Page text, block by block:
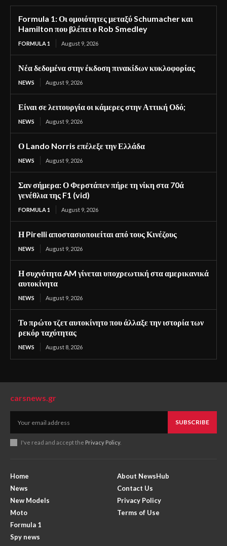
Formula 1: Οι ομοιότητες μεταξύ Schumacher και
Hamilton που βλέπει ο Rob Smedley
FORMULA 1 August 9, 2026
Νέα δεδομένα στην έκδοση πινακίδων κυκλοφορίας
NEWS August 9, 2026
Είναι σε λειτουργία οι κάμερες στην Αττική Οδό;
NEWS August 9, 2026
Ο Lando Norris επέλεξε την Ελλάδα
NEWS August 9, 2026
Σαν σήμερα: Ο Φερστάπεν πήρε τη νίκη στα 70ά
γενέθλια της F1 (vid)
FORMULA 1 August 9, 2026
Η Pirelli αποστασιοποιείται από τους Κινέζους
NEWS August 9, 2026
Η συχνότητα AM γίνεται υποχρεωτική στα αμερικανικά
αυτοκίνητα
NEWS August 9, 2026
Το πρώτο τζετ αυτοκίνητο που άλλαξε την ιστορία των
ρεκόρ ταχύτητας
NEWS August 8, 2026
carsnews.gr
SUBSCRIBE
I've read and accept the Privacy Policy.
Home
News
New Models
Moto
Formula 1
Spy news
About NewsHub
Contact Us
Privacy Policy
Terms of Use